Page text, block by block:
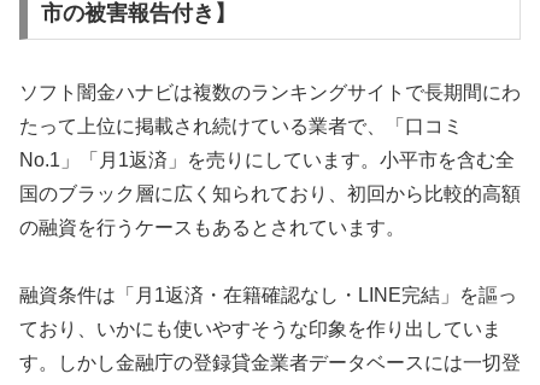
市の被害報告付き】
ソフト闇金ハナビは複数のランキングサイトで長期間にわ
たって上位に掲載され続けている業者で、「口コミ
No.1」「月1返済」を売りにしています。小平市を含む全
国のブラック層に広く知られており、初回から比較的高額
の融資を行うケースもあるとされています。
融資条件は「月1返済・在籍確認なし・LINE完結」を謳っ
ており、いかにも使いやすそうな印象を作り出していま
す。しかし金融庁の登録貸金業者データベースには一切登